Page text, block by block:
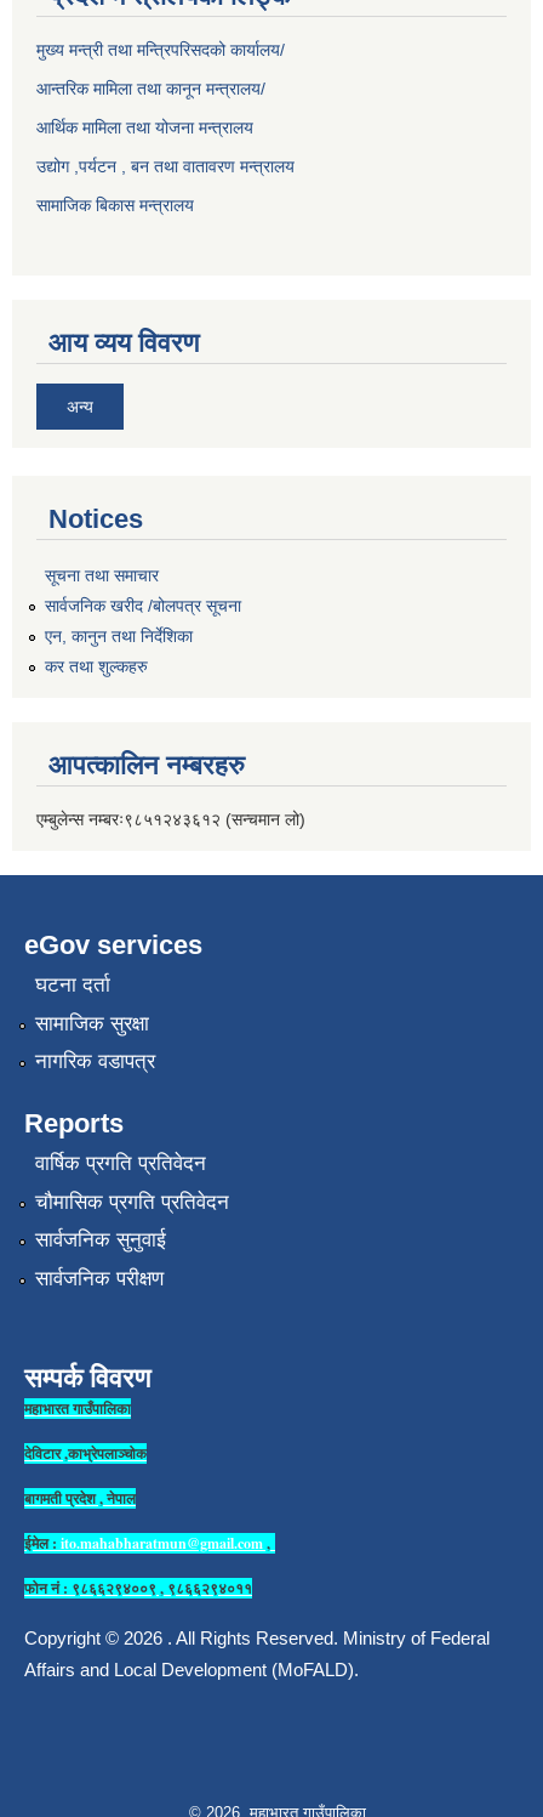
मुख्य मन्त्री तथा मन्त्रिपरिसदको कार्यालय/
आन्तरिक मामिला तथा कानून मन्त्रालय/
आर्थिक मामिला तथा योजना मन्त्रालय
उद्योग ,पर्यटन , बन तथा वातावरण मन्त्रालय
सामाजिक बिकास मन्त्रालय
आय व्यय विवरण
अन्य
Notices
सूचना तथा समाचार
सार्वजनिक खरीद /बोलपत्र सूचना
एन, कानुन तथा निर्देशिका
कर तथा शुल्कहरु
आपत्कालिन नम्बरहरु
एम्बुलेन्स नम्बरः९८५१२४३६१२ (सन्चमान लो)
eGov services
घटना दर्ता
सामाजिक सुरक्षा
नागरिक वडापत्र
Reports
वार्षिक प्रगति प्रतिवेदन
चौमासिक प्रगति प्रतिवेदन
सार्वजनिक सुनुवाई
सार्वजनिक परीक्षण
सम्पर्क विवरण
महाभारत गाउँपालिका
देविटार ,काभ्रेपलाञ्चोक
बागमती प्रदेश , नेपाल
ईमेल : ito.mahabharatmun@gmail.com,
फोन नं : ९८६६२९४००९ , ९८६६२९४०११
Copyright © 2026 . All Rights Reserved. Ministry of Federal
Affairs and Local Development (MoFALD).
© 2026 महाभारत गाउँपालिका